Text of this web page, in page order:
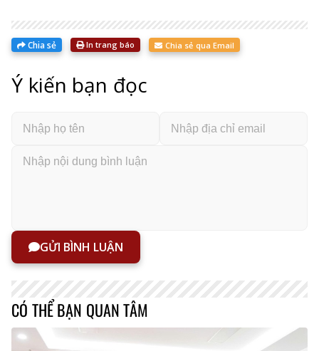
Chia sẻ In trang báo Chia sẻ qua Email
Ý kiến bạn đọc
GỬI BÌNH LUẬN
CÓ THỂ BẠN QUAN TÂM